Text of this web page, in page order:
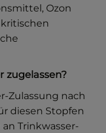
Ozon
zugelassen?
Zulassung nach
diesen Stopfen
Trinkwasser-